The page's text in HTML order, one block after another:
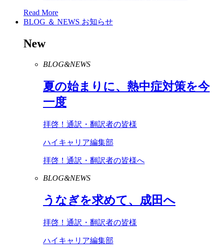
Read More
BLOG ＆ NEWS お知らせ
New
BLOG&NEWS
夏の始まりに、熱中症対策を今
一度
拝啓！通訳・翻訳者の皆様
ハイキャリア編集部
拝啓！通訳・翻訳者の皆様へ
BLOG&NEWS
うなぎを求めて、成田へ
拝啓！通訳・翻訳者の皆様
ハイキャリア編集部